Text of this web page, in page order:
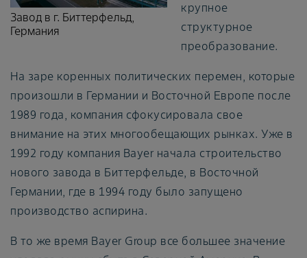
Завод в г. Биттерфельд,
Германия
крупное
структурное
преобразование.
На заре коренных политических перемен, которые
произошли в Германии и Восточной Европе после
1989 года, компания сфокусировала свое
внимание на этих многообещающих рынках. Уже в
1992 году компания Bayer начала строительство
нового завода в Биттерфельде, в Восточной
Германии, где в 1994 году было запущено
производство аспирина.
В то же время Bayer Group все большее значение